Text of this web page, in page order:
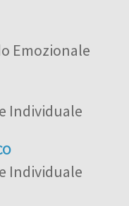
Emozionale
Individuale
Individuale